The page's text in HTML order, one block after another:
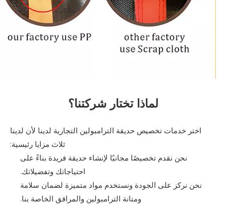
لماذا تختار شركتنا؟
اختر خدمات تخصيص حديقة الترامبولين التجارية لدينا لأن لدينا
ثلاث مزايا رئيسية:
نحن نقدم تخصيصًا مجانيًا لإنشاء حديقة فريدة بناءً على
احتياجاتك وتفضيلاتك.
نحن نركز على الجودة ونستخدم مواد متميزة لضمان سلامة
ومتانة الترامبولين والمرافق الخاصة بنا.